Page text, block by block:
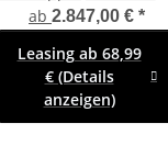
30cm -1350kg- H-
Pumpe - Lfh: 63cm
-195/50R13
ab 2.847,00 € *
Leasing ab 68,99
€ (Details
anzeigen)